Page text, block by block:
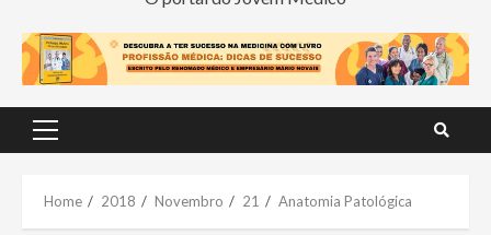
Primary
Home 2018 Novembro 21 Anatomia Patológica